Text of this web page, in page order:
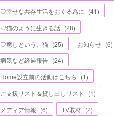
♡幸せな共存生活をおくる為に (41)
♡猫のように生きる話 (28)
♡癒しという、猫 (25) お知らせ (6)
病気など経過報告 (24)
Home設立前の活動はこちら
(1)
ご支援リスト＆貸し出しリスト
(1)
メディア情報 (6) TV取材 (2)